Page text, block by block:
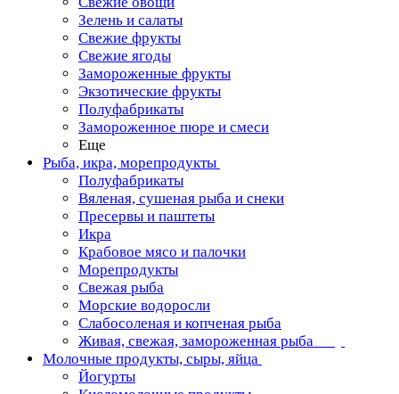
Зелень и салаты
Свежие фрукты
Свежие ягоды
Замороженные фрукты
Экзотические фрукты
Полуфабрикаты
Замороженное пюре и смеси
Еще
Рыба, икра, морепродукты
Полуфабрикаты
Вяленая, сушеная рыба и снеки
Пресервы и паштеты
Икра
Крабовое мясо и палочки
Морепродукты
Свежая рыба
Морские водоросли
Слабосоленая и копченая рыба
Живая, свежая, замороженная рыба
Молочные продукты, сыры, яйца
Йогурты